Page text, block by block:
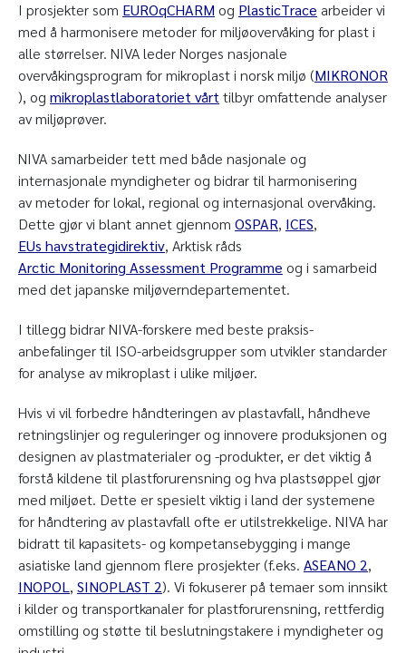
I prosjekter som EUROqCHARM og PlasticTrace arbeider vi
med å harmonisere metoder for miljøovervåking for plast i
alle størrelser. NIVA leder Norges nasjonale
overvåkingsprogram for mikroplast i norsk miljø (MIKRONOR
), og mikroplastlaboratoriet vårttilbyr omfattende analyser
av miljøprøver.
NIVA samarbeider tett med både nasjonale og
internasjonale myndigheter og bidrar til harmonisering
av metoder for lokal, regional og internasjonal overvåking.
Dette gjør vi blant annet gjennom OSPAR, ICES,
EUs havstrategidirektiv, Arktisk råds
Arctic Monitoring Assessment Programme og i samarbeid
med det japanske miljøverndepartementet.
I tillegg bidrar NIVA-forskere med beste praksis-
anbefalinger til ISO-arbeidsgrupper som utvikler standarder
for analyse av mikroplast i ulike miljøer.
Hvis vi vil forbedre håndteringen av plastavfall, håndheve
retningslinjer og reguleringer og innovere produksjonen og
designen av plastmaterialer og -produkter, er det viktig å
forstå kildene til plastforurensning og hva plastsøppel gjør
med miljøet. Dette er spesielt viktig i land der systemene
for håndtering av plastavfall ofte er utilstrekkelige. NIVA har
bidratt til kapasitets- og kompetansebygging i mange
asiatiske land gjennom flere prosjekter (f.eks. ASEANO 2,
INOPOL, SINOPLAST 2). Vi fokuserer på temaer som innsikt
i kilder og transportkanaler for plastforurensning, rettferdig
omstilling og støtte til beslutningstakere i myndigheter og